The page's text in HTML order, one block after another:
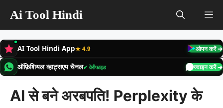
content
Ai Tool Hindi
AI Tool Hindi App★ 4.9 ओपन करें ➔
ऑफ़िशियल व्हाट्सएप चैनल✔ वेरीफाइड ज्वाइन करें ➔
AI से बने अरबपति! Perplexity के